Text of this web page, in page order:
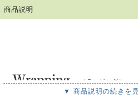
商品説明
▼ 商品説明の続きを